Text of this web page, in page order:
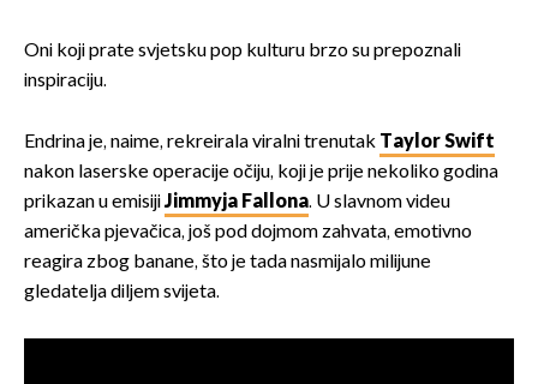
Oni koji prate svjetsku pop kulturu brzo su prepoznali
inspiraciju.
Endrina je, naime, rekreirala viralni trenutak Taylor Swift
nakon laserske operacije očiju, koji je prije nekoliko godina
prikazan u emisijiJimmyja Fallona. U slavnom videu
američka pjevačica, još pod dojmom zahvata, emotivno
reagira zbog banane, što je tada nasmijalo milijune
gledatelja diljem svijeta.